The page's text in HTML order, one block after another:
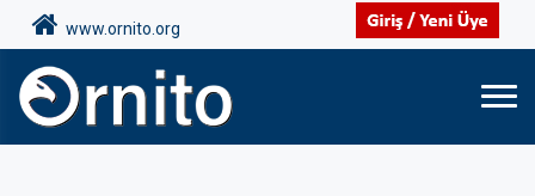
www.ornito.org